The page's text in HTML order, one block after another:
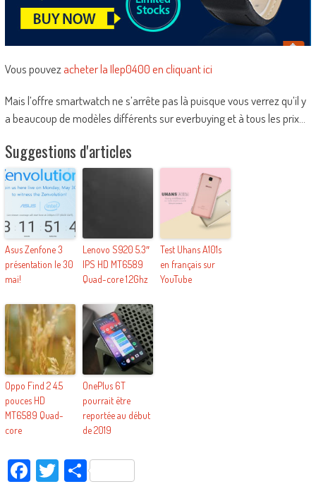
Vous pouvez acheter la Ilep0400 en cliquant ici
Mais l’offre smartwatch ne s’arrête pas là puisque vous verrez qu’il y
a beaucoup de modèles différents sur everbuying et à tous les prix…
Suggestions d'articles
Asus Zenfone 3
présentation le 30
mai!
Lenovo S920 5.3″
IPS HD MT6589
Quad-core 1.2Ghz
Test Uhans A101s
en français sur
YouTube
Oppo Find 2 4.5
pouces HD
MT6589 Quad-
core
OnePlus 6T
pourrait être
reportée au début
de 2019
Facebook
TwitterPartager